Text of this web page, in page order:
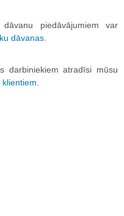
piedāvājumiem var
dāvanas.
darbiniekiem atradīsi mūsu
.